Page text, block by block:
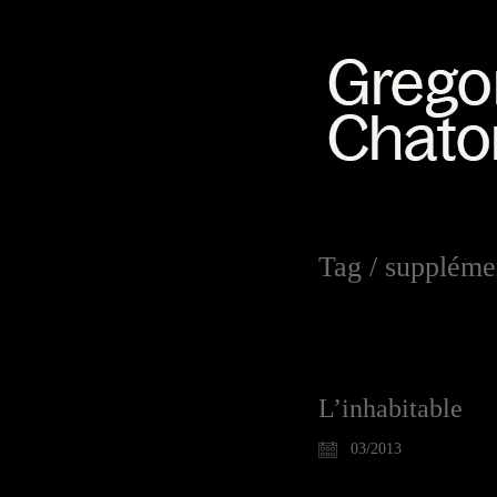
Tag /
L’inhabitable
03/2013